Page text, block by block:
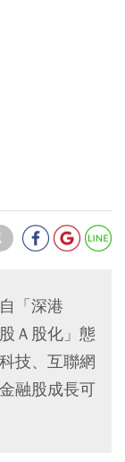
「深港
Ａ股化」態
技、互聯網
融股成長可